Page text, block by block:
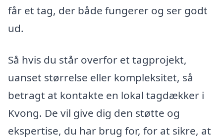
får et tag, der både fungerer og ser godt
ud.
Så hvis du står overfor et tagprojekt,
uanset størrelse eller kompleksitet, så
betragt at kontakte en lokal tagdækker i
Kvong. De vil give dig den støtte og
ekspertise, du har brug for, for at sikre, at